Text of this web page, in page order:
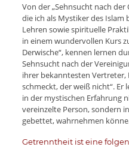
Von der „Sehnsucht nach der
die ich als Mystiker des
Lehren sowie spirituelle
in einem wundervollen Kurs
Derwische“, kennen lernen
Sehnsucht nach der
ihrer bekanntesten Vertreter,
schmeckt, der weiß nicht“. Er
in der mystischen Erfahrung
vereinzelte Person, sondern
gebettet, wahrnehmen
Getrenntheit ist eine